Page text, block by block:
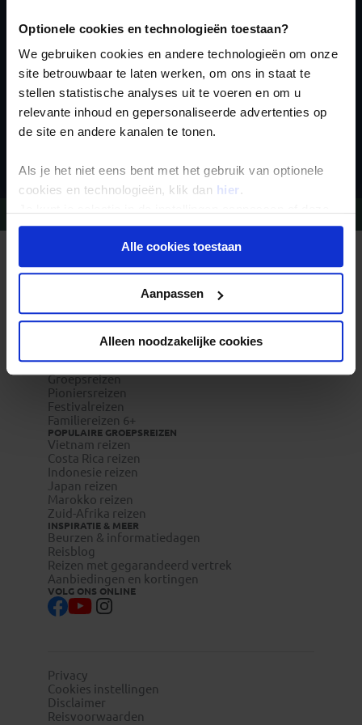
Optionele cookies en technologieën toestaan?
We gebruiken cookies en andere technologieën om onze
site betrouwbaar te laten werken, om ons in staat te
stellen statistische analyses uit te voeren en om u
relevante inhoud en gepersonaliseerde advertenties op
de site en andere kanalen te tonen.
Als je het niet eens bent met het gebruik van optionele
cookies en technologieën, klik dan hier .
onder aan de pagina op elk gewenst moment voor de
toekomst wijzigen.Alle cookies toestaan
Aanpassen
Alleen noodzakelijke cookies
nieuwsbrief
Vragen?Bel 09-234 13 11
Waarom Koning Aap?
Duurzaam toerisme
Vacatures
Veelgestelde vragen
Reisdocumenten aanvragen
Groepsreizen
Pioniersreizen
Festivalreizen
Familiereizen 6+
POPULAIRE GROEPSREIZEN
Vietnam reizen
Costa Rica reizen
Indonesie reizen
Japan reizen
Marokko reizen
Zuid-Afrika reizen
INSPIRATIE & MEER
Beurzen & informatiedagen
Reisblog
Reizen met gegarandeerd vertrek
Aanbiedingen en kortingen
VOLG ONS ONLINE
Privacy
Cookies instellingen
Disclaimer
Reisvoorwaarden